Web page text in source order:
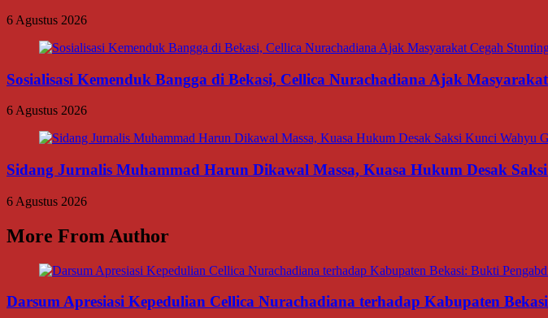
6 Agustus 2026
Sosialisasi Kemenduk Bangga di Bekasi, Cellica Nurachadiana Ajak
6 Agustus 2026
Sidang Jurnalis Muhammad Harun Dikawal Massa, Kuasa Hukum Desak
6 Agustus 2026
More From Author
Darsum Apresiasi Kepedulian Cellica Nurachadiana terhadap Kabupaten